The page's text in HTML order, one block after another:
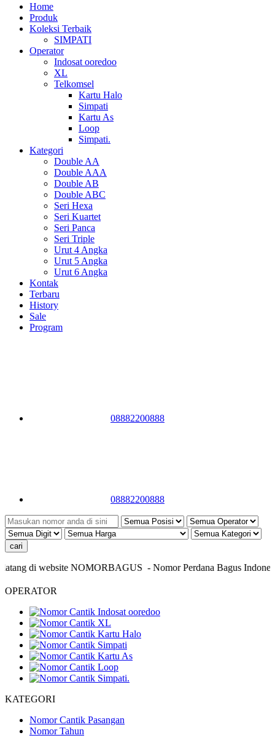
Home
Produk
Koleksi Terbaik
SIMPATI
Operator
Indosat ooredoo
XL
Telkomsel
Kartu Halo
Simpati
Kartu As
Loop
Simpati.
Kategori
Double AA
Double AAA
Double AB
Double ABC
Seri Hexa
Seri Kuartet
Seri Panca
Seri Triple
Urut 4 Angka
Urut 5 Angka
Urut 6 Angka
Kontak
Terbaru
History
Sale
Program
08882200888
08882200888
di website NOMORBAGUS - Nomor Perdana BagusIndonesia-
OPERATOR
KATEGORI
Nomor Cantik Pasangan
Nomor Tahun